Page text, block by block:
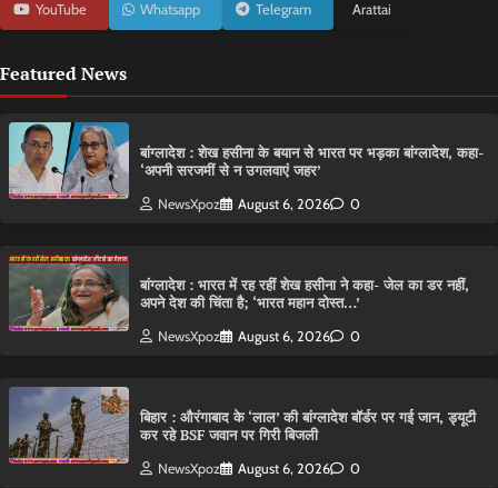
YouTube Whatsapp Telegram Arattai
Featured News
बांग्लादेश : शेख हसीना के बयान से भारत पर भड़का बांग्लादेश, कहा-
‘अपनी सरजमीं से न उगलवाएं जहर’
NewsXpoz August 6, 2026 0
बांग्लादेश : भारत में रह रहीं शेख हसीना ने कहा- जेल का डर नहीं,
अपने देश की चिंता है; ‘भारत महान दोस्त…’
NewsXpoz August 6, 2026 0
बिहार : औरंगाबाद के ‘लाल’ की बांग्लादेश बॉर्डर पर गई जान, ड्यूटी
कर रहे BSF जवान पर गिरी बिजली
NewsXpoz August 6, 2026 0